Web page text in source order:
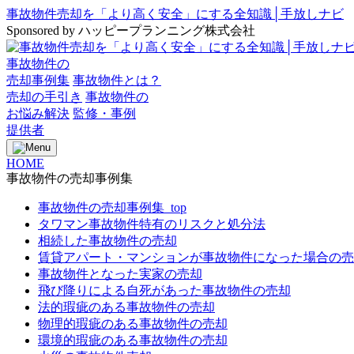
事故物件売却を「より高く安全」にする全知識│手放しナビ
Sponsored by ハッピープランニング株式会社
事故物件の
売却事例集 事故物件とは？
売却の手引き 事故物件の
お悩み解決 監修・事例
提供者
HOME
事故物件の売却事例集
事故物件の売却事例集_top
タワマン事故物件特有のリスクと処分法
相続した事故物件の売却
賃貸アパート・マンションが事故物件になった場合の
事故物件となった実家の売却
飛び降りによる自死があった事故物件の売却
法的瑕疵のある事故物件の売却
物理的瑕疵のある事故物件の売却
環境的瑕疵のある事故物件の売却